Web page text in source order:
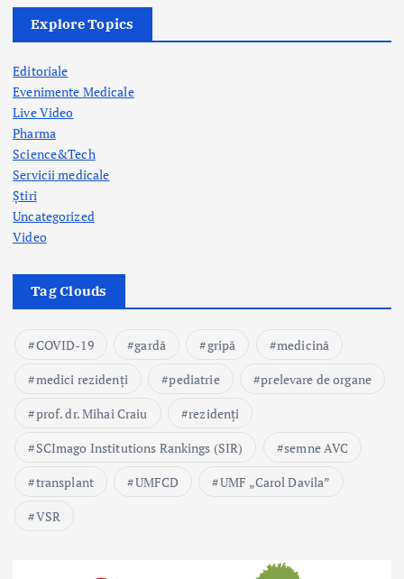
Explore Topics
Editoriale
Evenimente Medicale
Live Video
Pharma
Science&Tech
Servicii medicale
Știri
Uncategorized
Video
Tag Clouds
COVID-19 gardă gripă
medicină
medici rezidenți
pediatrie
prelevare de organe
prof. dr. Mihai Craiu
rezidenți
SCImago Institutions Rankings (SIR)
semne AVC
transplant
UMFCD
UMF „Carol Davila”
VSR